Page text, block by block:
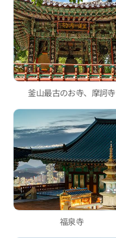
釜山最古のお寺、摩訶寺
福泉寺